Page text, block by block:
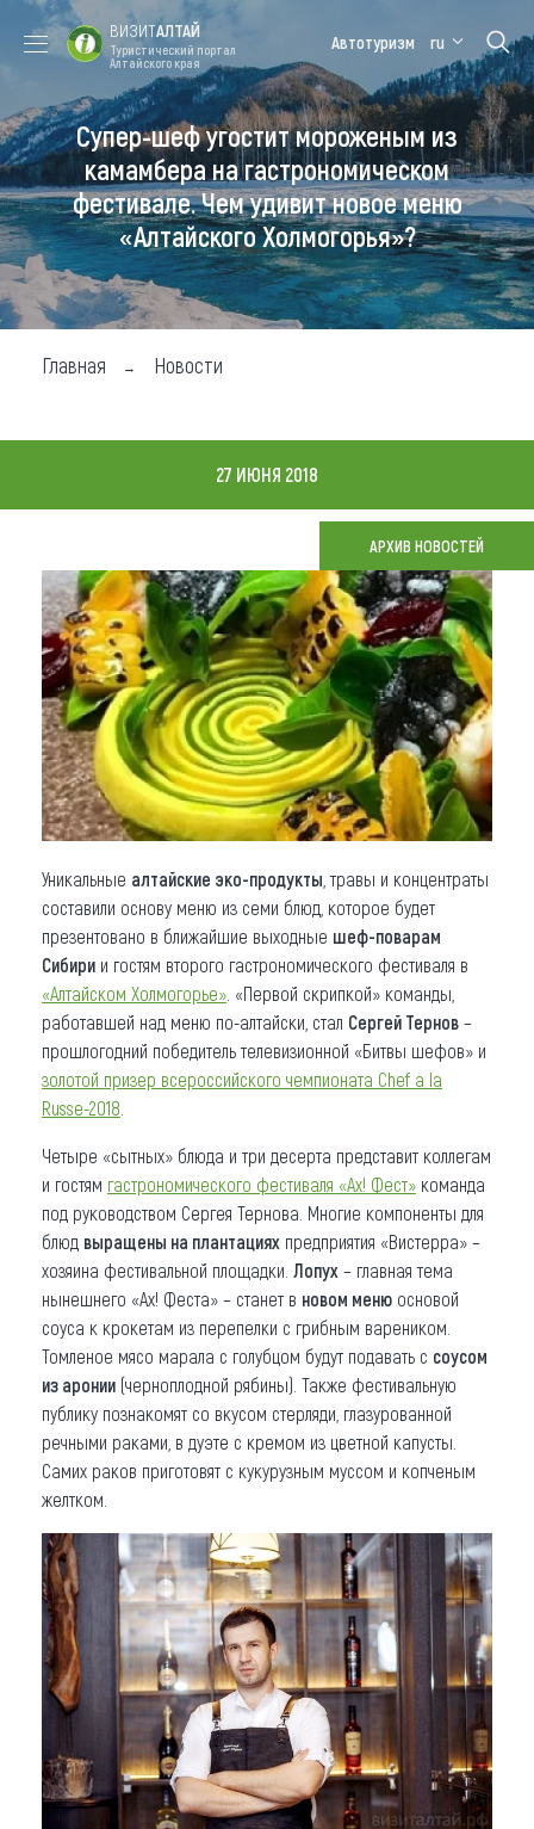
Форум VISIT
ALTAI
Цветение
маральника
Медицинский
форум
Алтайская
зимовка
Туры
Где побывать
Чем заняться
Где остановиться
Что привезти (сувениры)
О регионе
Коллекция впечатлений
Другие рубрики
ВИЗИТАЛТАЙ
Туристический портал
Алтайского края
Автотуризм ru
Супер-шеф угостит мороженым из
камамбера на гастрономическом
фестивале. Чем удивит новое меню
«Алтайского Холмогорья»?
Главная Новости
27 ИЮНЯ 2018
АРХИВ НОВОСТЕЙ
Уникальные алтайские эко-продукты , травы и концентраты
составили основу меню из семи блюд, которое будет
презентовано в ближайшие выходные шеф-поварам
Сибири и гостям второго гастрономического фестиваля в
«Алтайском Холмогорье» . «Первой скрипкой» команды,
работавшей над меню по-алтайски, стал Сергей Тернов –
прошлогодний победитель телевизионной «Битвы шефов» и
золотой призер всероссийского чемпионата Chef a la
Russe-2018
Четыре «сытных» блюда и три десерта представит коллегам
и гостям гастрономического фестиваля «Ах! Фест» команда
под руководством Сергея Тернова. Многие компоненты для
блюд выращены на плантациях предприятия «Вистерра» –
хозяина фестивальной площадки. Лопух – главная тема
нынешнего «Ах! Феста» – станет в новом меню основой
соуса к крокетам из перепелки с грибным вареником.
Томленое мясо марала с голубцом будут подавать с соусом
из аронии (черноплодной рябины). Также фестивальную
публику познакомят со вкусом стерляди, глазурованной
речными раками, в дуэте с кремом из цветной капусты.
Самих раков приготовят с кукурузным муссом и копченым
желтком.